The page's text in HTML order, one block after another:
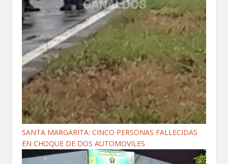
SANTA MARGARITA: CINCO PERSONAS FALLECIDAS
EN CHOQUE DE DOS AUTOMOVILES